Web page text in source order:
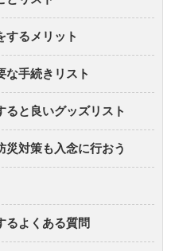
するメリット
な手続きリスト
ると良いグッズリスト
災対策も入念に行おう
るよくある質問